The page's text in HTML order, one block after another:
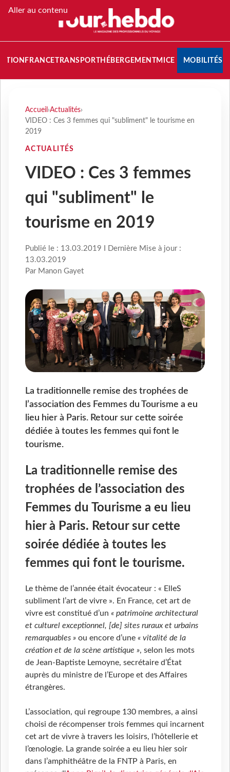
Aller au contenu
FRANCETRANSPORT HÉBERGEMENTMICE MOBILITÉS
Accueil ›Actualités›
VIDEO : Ces 3 femmes qui "subliment" le tourisme en
2019
ACTUALITÉS
VIDEO : Ces 3 femmes
qui "subliment" le
tourisme en 2019
Publié le : 13.03.2019 I Dernière Mise à jour :
13.03.2019
Par Manon Gayet
La traditionnelle remise des trophées de
l’association des Femmes du Tourisme a eu
lieu hier à Paris. Retour sur cette soirée
dédiée à toutes les femmes qui font le
tourisme.
La traditionnelle remise des
trophées de l’association des
Femmes du Tourisme a eu lieu
hier à Paris. Retour sur cette
soirée dédiée à toutes les
femmes qui font le tourisme.
Le thème de l’année était évocateur : « ElleS
subliment l’art de vivre ». En France, cet art de
vivre est constitué d’un « patrimoine architectural
et culturel exceptionnel, [de] sites ruraux et urbains
remarquables » ou encore d’une « vitalité de la
création et de la scène artistique », selon les mots
de Jean-Baptiste Lemoyne, secrétaire d’État
auprès du ministre de l’Europe et des Affaires
étrangères.
L’association, qui regroupe 130 membres, a ainsi
choisi de récompenser trois femmes qui incarnent
cet art de vivre à travers les loisirs, l’hôtellerie et
l’œnologie. La grande soirée a eu lieu hier soir
dans l’amphithéâtre de la FNTP à Paris, en